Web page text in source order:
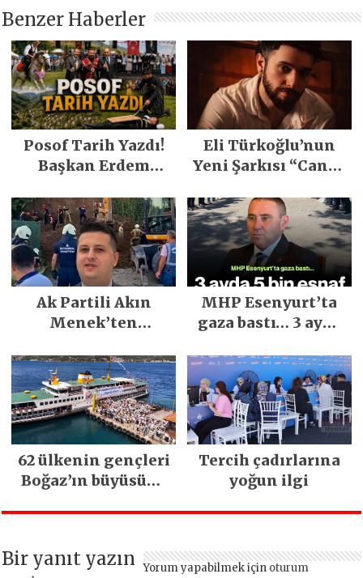
Benzer Haberler
Posof Tarih Yazdı!
Başkan Erdem
Emeğiyle Son
Yılların En Büyük
Festivali
Gerçekleşti
Eli Türkoğlu’nun
Yeni Şarkısı “Canın
İlgi Gördü!..
Ak Partili Akın
Menek’ten
heyelan sonrası
kritik uyarı
MHP Esenyurt’ta
gaza bastı… 3 ayda
edildi
62 ülkenin gençleri
Boğaz’ın büyüsüne
Tercih çadırlarına
yoğun ilgi
Bir yanıt yazın Yorum yapabilmek için oturum